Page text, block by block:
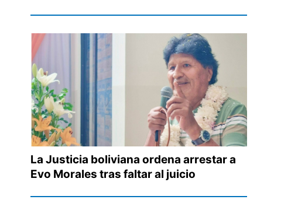
La Justicia boliviana ordena arrestar a
Evo Morales tras faltar al juicio